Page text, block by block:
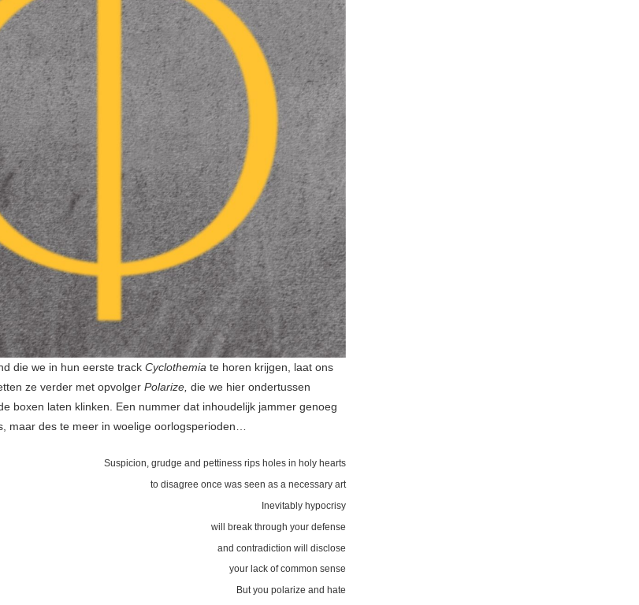
die we in hun eerste track Cyclothemia te horen krijgen, laat ons
ze verder met opvolger Polarize, die we hier ondertussen
boxen laten klinken. Een nummer dat inhoudelijk jammer genoeg
maar des te meer in woelige oorlogsperioden…
Suspicion, grudge and pettiness rips holes in holy hearts
to disagree once was seen as a necessary art
Inevitably hypocrisy
will break through your defense
and contradiction will disclose
your lack of common sense
But you polarize and hate